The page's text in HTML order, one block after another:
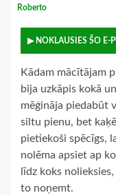
Roberto
▶ NOKLAUSIES ŠO E-
Kādam mācītājam
bija uzkāpis kokā
mēģināja piedabūt
siltu pienu, bet
pietiekoši spēcīgs,
nolēma apsiet ap
līdz koks
to noņemt.